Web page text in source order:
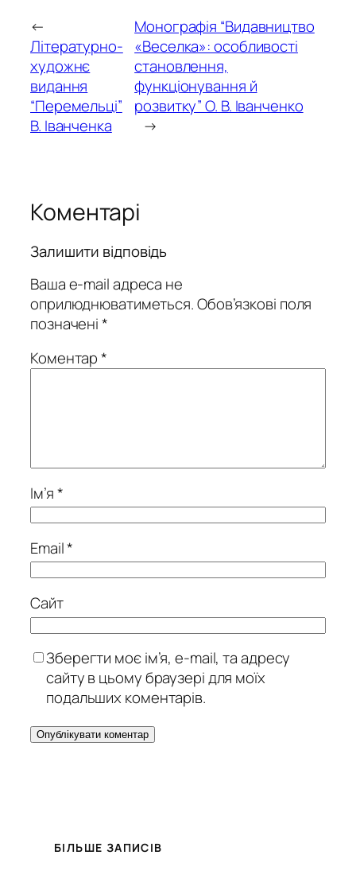
←
Літературно-
художнє
видання
“Перемельці”
В. Іванченка
Монографія “Видавництво
«Веселка»: особливості
становлення,
функціонування й
розвитку” О. В. Іванченко
→
Коментарі
Залишити відповідь
Ваша e-mail адреса не
оприлюднюватиметься.Обов’язкові поля
позначені*
Коментар*
Ім’я*
Email*
Сайт
Зберегти моє ім’я, e-mail, та адресу
сайту в цьому браузері для моїх
подальших коментарів.
БІЛЬШЕ ЗАПИСІВ